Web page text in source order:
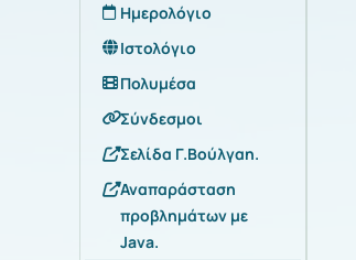
Ημερολόγιο
Ιστολόγιο
Πολυμέσα
Σύνδεσμοι
Σελίδα Γ.Βούλγαη.
Αναπαράσταση
προβλημάτων με
Java.